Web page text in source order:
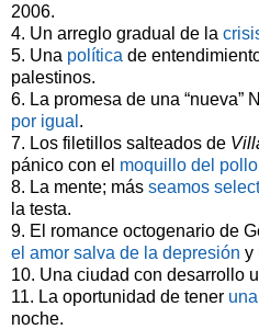
2006.
4. Un arreglo gradual de la
5. Una política de
palestinos.
6. La promesa de una “nueva”
por igual .
7. Los filetillos salteados de
pánico con el moquillo del pollo
8. La mente; más seamos
la testa.
9. El romance octogenario de
el amor salva de la depresión y
10. Una ciudad con desarrollo
11. La oportunidad de tener
noche.